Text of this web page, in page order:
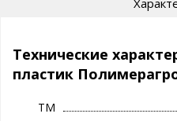
Технические
пластик
ТМ